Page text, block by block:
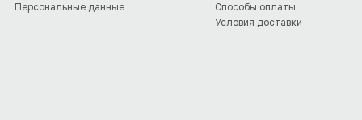
Персональные данные
Способы оплаты
Условия доставки